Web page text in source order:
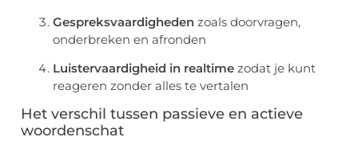
Gespreksvaardigheden zoals doorvragen,
onderbreken en afronden
Luistervaardigheid in realtime zodat je kunt
reageren zonder alles te vertalen
Het verschil tussen passieve en actieve
woordenschat